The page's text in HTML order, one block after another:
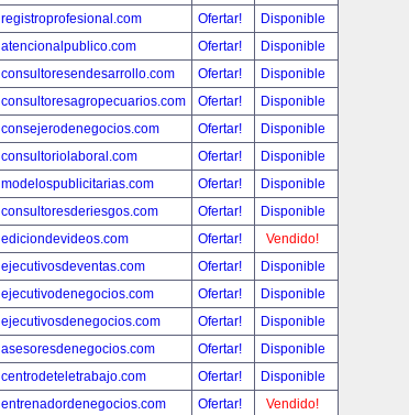
registroprofesional.com
Ofertar!
Disponible
atencionalpublico.com
Ofertar!
Disponible
consultoresendesarrollo.com
Ofertar!
Disponible
consultoresagropecuarios.com
Ofertar!
Disponible
consejerodenegocios.com
Ofertar!
Disponible
consultoriolaboral.com
Ofertar!
Disponible
modelospublicitarias.com
Ofertar!
Disponible
consultoresderiesgos.com
Ofertar!
Disponible
ediciondevideos.com
Ofertar!
Vendido!
ejecutivosdeventas.com
Ofertar!
Disponible
ejecutivodenegocios.com
Ofertar!
Disponible
ejecutivosdenegocios.com
Ofertar!
Disponible
asesoresdenegocios.com
Ofertar!
Disponible
centrodeteletrabajo.com
Ofertar!
Disponible
entrenadordenegocios.com
Ofertar!
Vendido!